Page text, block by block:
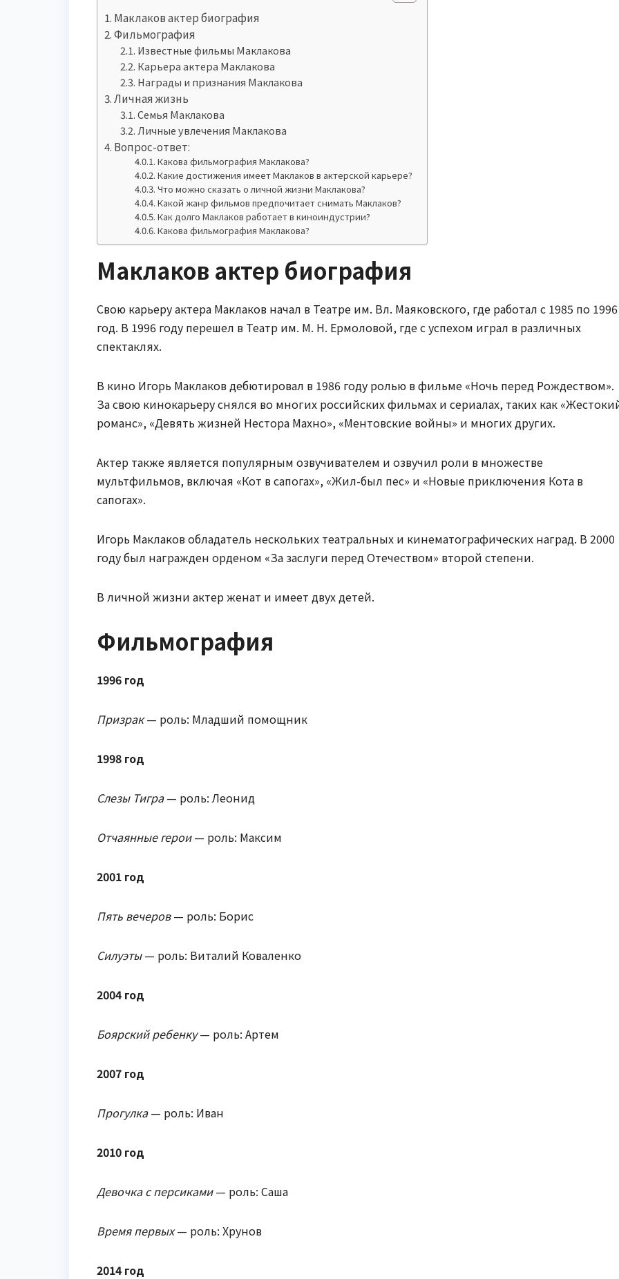
Маклаков актер биография
Фильмография
Известные фильмы Маклакова
Карьера актера Маклакова
Награды и признания Маклакова
Личная жизнь
Семья Маклакова
Личные увлечения Маклакова
Вопрос-ответ:
Какова фильмография Маклакова?
Какие достижения имеет Маклаков в актерской карьере?
Что можно сказать о личной жизни Маклакова?
Какой жанр фильмов предпочитает снимать Маклаков?
Как долго Маклаков работает в киноиндустрии?
Какова фильмография Маклакова?
Маклаков актер биография
Свою карьеру актера Маклаков начал в Театре им. Вл. Маяковского, где работал с 1985 по 1996
год. В 1996 году перешел в Театр им. М. Н. Ермоловой, где с успехом играл в различных
спектаклях.
В кино Игорь Маклаков дебютировал в 1986 году ролью в фильме «Ночь перед Рождеством».
За свою кинокарьеру снялся во многих российских фильмах и сериалах, таких как
романс», «Девять жизней Нестора Махно», «Ментовские войны» и многих других.
Актер также является популярным озвучивателем и озвучил роли в множестве
мультфильмов, включая «Кот в сапогах», «Жил-был пес» и «Новые приключения Кота в
сапогах».
Игорь Маклаков обладатель нескольких театральных и кинематографических наград. В 2000
году был награжден орденом «За заслуги перед Отечеством» второй степени.
В личной жизни актер женат и имеет двух детей.
Фильмография
1996 год
Призрак— роль: Младший помощник
1998 год
Слезы Тигра— роль: Леонид
Отчаянные герои— роль: Максим
2001 год
Пять вечеров— роль: Борис
Силуэты— роль: Виталий Коваленко
2004 год
Боярский ребенку— роль: Артем
2007 год
Прогулка— роль: Иван
2010 год
Девочка с персиками— роль: Саша
Время первых— роль: Хрунов
2014 год